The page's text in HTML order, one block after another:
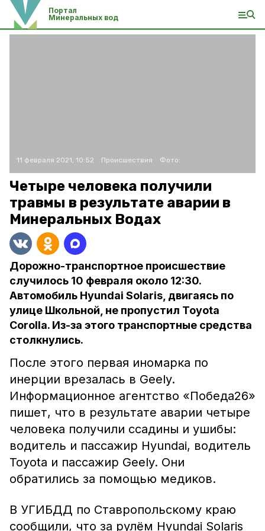
Портал
Минеральных вод
11 февраля 2021, 10:52 Происшествия Фото:
Четыре человека получили
травмы в результате аварии в
Минеральных Водах
Дорожно-транспортное происшествие
случилось 10 февраля около 12:30.
Автомобиль Hyundai Solaris, двигаясь по
улице Школьной, не пропустил Toyota
Corolla. Из-за этого транспортные средства
столкнулись.
После этого первая иномарка по
инерции врезалась в Geely.
Информационное агентство «Победа26»
пишет, что в результате аварии четыре
человека получили ссадины и ушибы:
водитель и пассажир Hyundai, водитель
Toyota и пассажир Geely. Они
обратились за помощью медиков.
В УГИБДД по Ставропольскому краю
сообщили, что за рулём Hyundai Solaris